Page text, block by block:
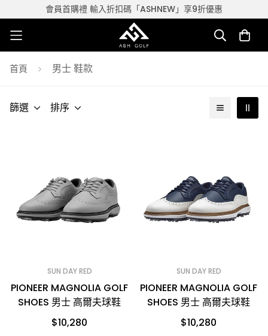
會員首購禮 輸入折扣碼「ASHNEW」享9折優惠
首頁 男士 鞋款
篩選 排序
SUN DAY RED
PIONEER MAGNOLIA GOLF
SHOES 男士 高爾夫球鞋
$10,280
SUN DAY RED
PIONEER MAGNOLIA GOLF
SHOES 男士 高爾夫球鞋
$10,280